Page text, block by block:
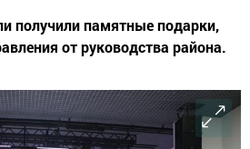
получили памятные подарки,
от руководства района.